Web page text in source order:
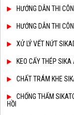
HƯỚNG DẪN THI
HƯỚNG DẪN THI
XỬ LÝ VẾT NỨT
KEO CẤY THÉP
CHẤT TRÁM KHE
CHỐNG THẤM
HỒI